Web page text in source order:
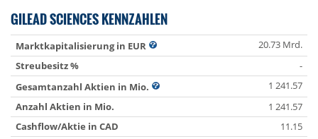
GILEAD SCIENCES KENNZAHLEN
Marktkapitalisierung in EUR
20.73 Mrd.
Streubesitz %
-
Gesamtanzahl Aktien in Mio.
1 241.57
Anzahl Aktien in Mio.
1 241.57
Cashflow/Aktie in CAD
11.15